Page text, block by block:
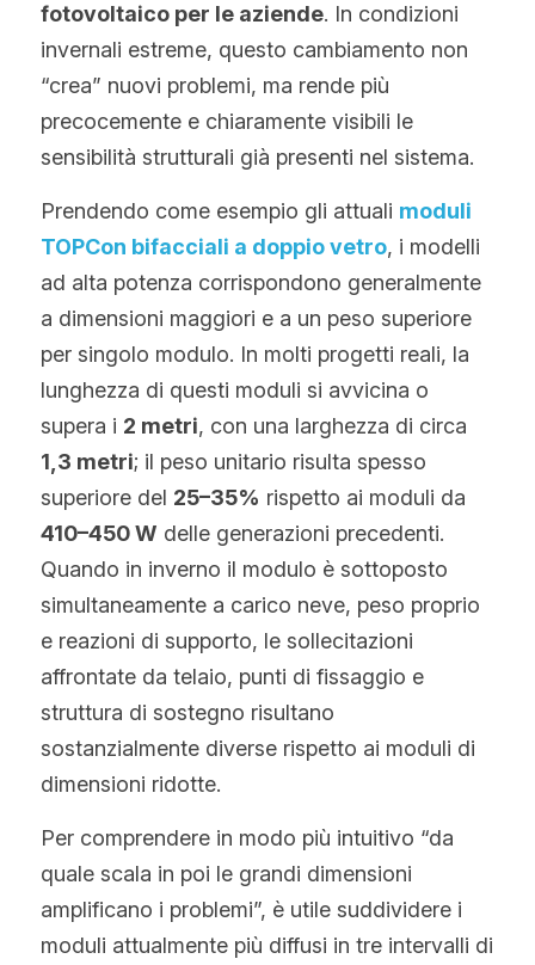
fotovoltaico per le aziende. In condizioni
invernali estreme, questo cambiamento non
“crea” nuovi problemi, ma rende più
precocemente e chiaramente visibili le
sensibilità strutturali già presenti nel sistema.
Prendendo come esempio gli attuali moduli
TOPCon bifacciali a doppio vetro, i modelli
ad alta potenza corrispondono generalmente
a dimensioni maggiori e a un peso superiore
per singolo modulo. In molti progetti reali, la
lunghezza di questi moduli si avvicina o
supera i 2 metri
1,3 metri; il peso unitario risulta spesso
superiore del 25–35%
410–450 W delle generazioni precedenti.
Quando in inverno il modulo è sottoposto
simultaneamente a carico neve, peso proprio
e reazioni di supporto, le sollecitazioni
affrontate da telaio, punti di fissaggio e
struttura di sostegno risultano
sostanzialmente diverse rispetto ai moduli di
dimensioni ridotte.
Per comprendere in modo più intuitivo “da
quale scala in poi le grandi dimensioni
amplificano i problemi”, è utile suddividere i
moduli attualmente più diffusi in tre intervalli di